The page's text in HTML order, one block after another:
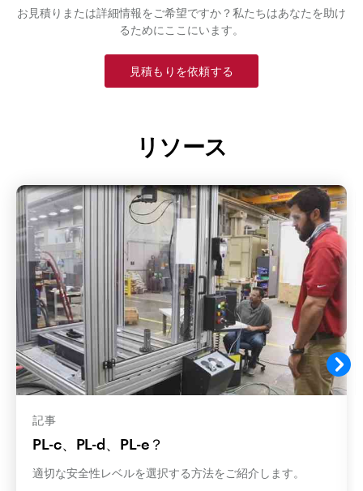
お見積りまたは詳細情報をご希望ですか？私たちはあなたを助け
るためにここにいます。
見積もりを依頼する
リソース
記事
PL-c、PL-d、PL-e？
適切な安全性レベルを選択する方法をご紹介します。